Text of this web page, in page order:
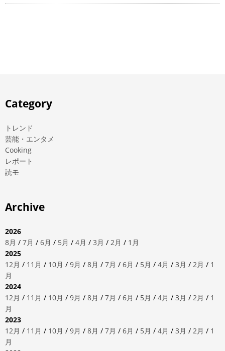
Category
トレンド
芸能・エンタメ
Cooking
レポート
読モ
Archive
2026
8月 / 7月 / 6月 / 5月 / 4月 / 3月 / 2月 / 1月
2025
12月 / 11月 / 10月 / 9月 / 8月 / 7月 / 6月 / 5月 / 4月 / 3月 / 2月 / 1
月
2024
12月 / 11月 / 10月 / 9月 / 8月 / 7月 / 6月 / 5月 / 4月 / 3月 / 2月 / 1
月
2023
12月 / 11月 / 10月 / 9月 / 8月 / 7月 / 6月 / 5月 / 4月 / 3月 / 2月 / 1
月